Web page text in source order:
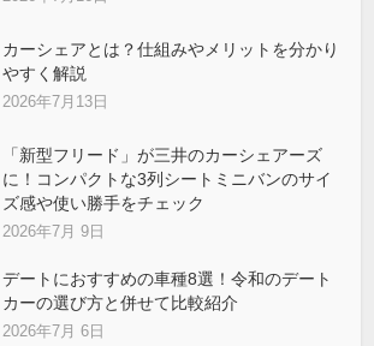
カーシェアとは？仕組みやメリットを分かり
やすく解説
2026年7月13日
「新型フリード」が三井のカーシェアーズ
に！コンパクトな3列シートミニバンのサイ
ズ感や使い勝手をチェック
2026年7月 9日
デートにおすすめの車種8選！令和のデート
カーの選び方と併せて比較紹介
2026年7月 6日